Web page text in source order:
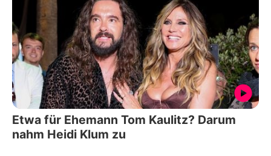
Etwa für Ehemann Tom Kaulitz? Darum
nahm Heidi Klum zu